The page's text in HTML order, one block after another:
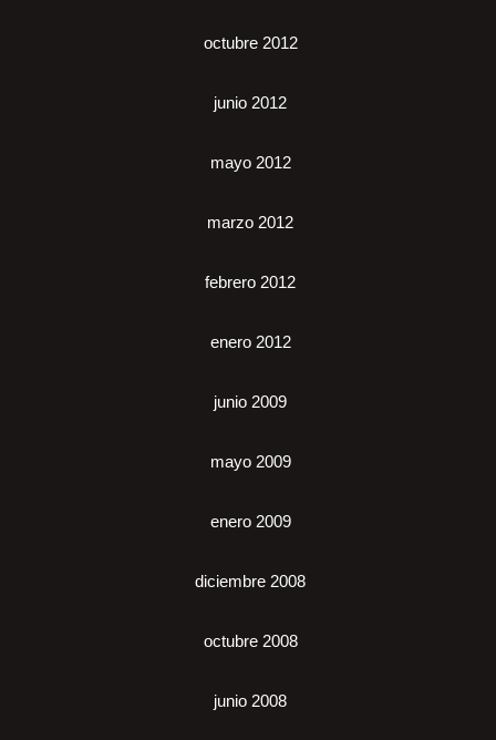
octubre 2012
junio 2012
mayo 2012
marzo 2012
febrero 2012
enero 2012
junio 2009
mayo 2009
enero 2009
diciembre 2008
octubre 2008
junio 2008